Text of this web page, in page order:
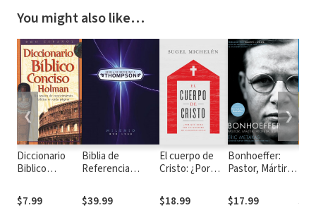
You might also like…
Diccionario
Biblico
Holman
(Holman
$7.99
Biblia de
Referencia
$39.99
El cuerpo de
Cristo: ¿Por
un miembro de
la iglesia local?
$18.99
Bonhoeffer:
Pastor, Mártir,
$17.99
to
❮ ❯